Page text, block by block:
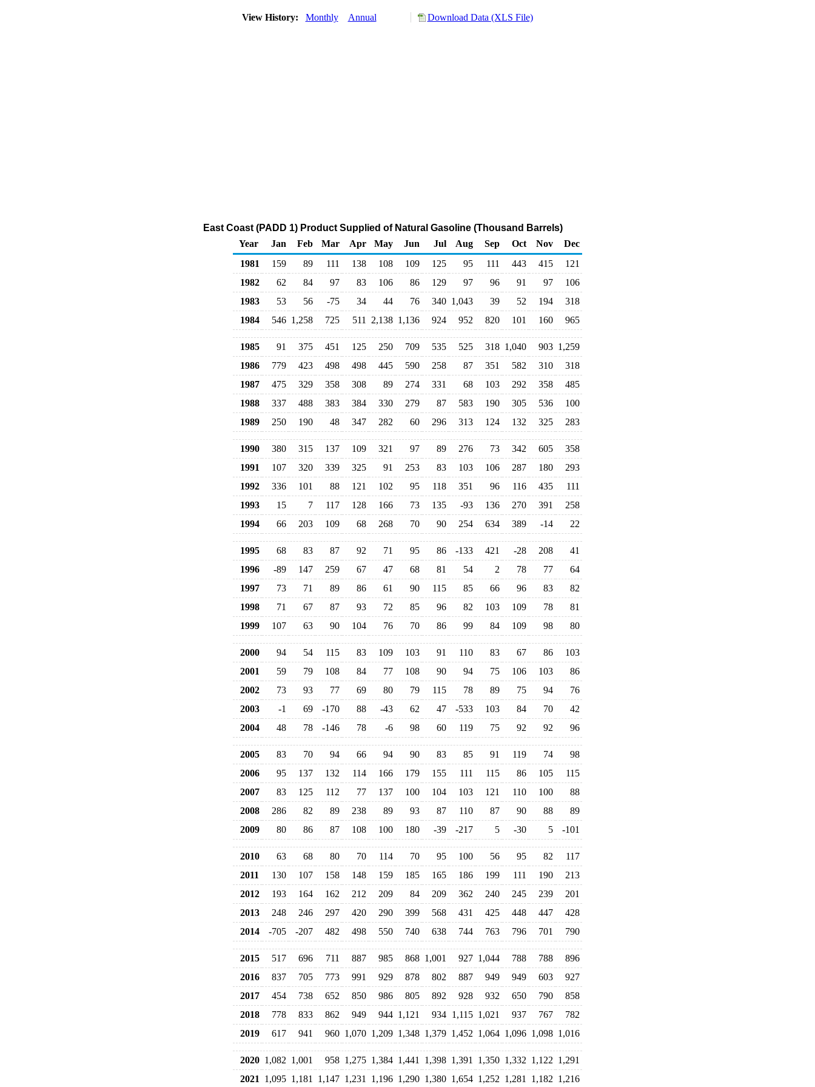
View History: Monthly Annual Download Data (XLS File)
East Coast (PADD 1) Product Supplied of Natural Gasoline (Thousand Barrels)
Year
Jan Feb Mar Apr May Jun Jul Aug Sep Oct Nov
Dec
1981
159 89 111 138 108 109 125 95 111 443 415
121
1982
62 84 97 83 106 86 129 97 96 91 97
106
1983
53 56 -75 34 44 76 340 1,043 39 52 194
318
1984
546 1,258 725 511 2,138 1,136 924 952 820 101 160 965
1985 91 375 451 125 250 709 535 525 318 1,040 903 1,259
1986
779 423 498 498 445 590 258 87 351 582 310
318
1987
475 329 358 308 89 274 331 68 103 292 358
485
1988
337 488 383 384 330 279 87 583 190 305 536
100
1989
250 190 48 347 282 60 296 313 124 132 325 283
1990 380 315 137 109 321 97 89 276 73 342 605
358
1991
107 320 339 325 91 253 83 103 106 287 180
293
1992
336 101 88 121 102 95 118 351 96 116 435
111
1993
15 7 117 128 166 73 135 -93 136 270 391
258
1994
66 203 109 68 268 70 90 254 634 389 -14 22
1995 68 83 87 92 71 95 86 -133 421 -28 208
41
1996
-89 147 259 67 47 68 81 54 2 78 77
64
1997
73 71 89 86 61 90 115 85 66 96 83
82
1998
71 67 87 93 72 85 96 82 103 109 78
81
1999
107 63 90 104 76 70 86 99 84 109 98 80
2000 94 54 115 83 109 103 91 110 83 67 86
103
2001
59 79 108 84 77 108 90 94 75 106 103
86
2002
73 93 77 69 80 79 115 78 89 75 94
76
2003
-1 69 -170 88 -43 62 47 -533 103 84 70
42
2004
48 78 -146 78 -6 98 60 119 75 92 92 96
2005 83 70 94 66 94 90 83 85 91 119 74
98
2006
95 137 132 114 166 179 155 111 115 86 105
115
2007
83 125 112 77 137 100 104 103 121 110 100
88
2008
286 82 89 238 89 93 87 110 87 90 88
89
2009
80 86 87 108 100 180 -39 -217 5 -30 5 -101
2010 63 68 80 70 114 70 95 100 56 95 82
117
2011
130 107 158 148 159 185 165 186 199 111 190
213
2012
193 164 162 212 209 84 209 362 240 245 239
201
2013
248 246 297 420 290 399 568 431 425 448 447
428
2014
-705 -207 482 498 550 740 638 744 763 796 701 790
2015 517 696 711 887 985 868 1,001 927 1,044 788 788
896
2016
837 705 773 991 929 878 802 887 949 949 603
927
2017
454 738 652 850 986 805 892 928 932 650 790
858
2018
778 833 862 949 944 1,121 934 1,115 1,021 937 767
782
2019
617 941 960 1,070 1,209 1,348 1,379 1,452 1,064 1,096 1,098 1,016
2020 1,082 1,001 958 1,275 1,384 1,441 1,398 1,391 1,350 1,332 1,122 1,291
2021
1,095 1,181 1,147 1,231 1,196 1,290 1,380 1,654 1,252 1,281 1,182 1,216